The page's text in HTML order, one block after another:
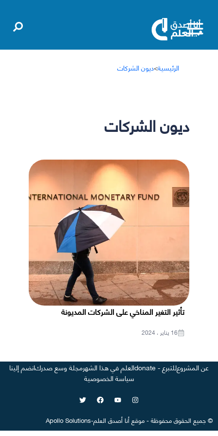
الرئيسية>ديون الشركات
ديون الشركات
تأثير التغير المناخي على الشركات المديونة
16 يناير ، 2024
عن المشروعللتبرع - donate العلم في هذا الشهرمجلة وسع صدركانضم إلينا
سياسة الخصوصية
©جميع الحقوق محفوظة-موقع أنا أصدق العلم-
Apollo Solutions